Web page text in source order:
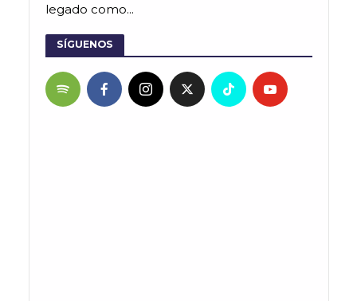
legado como...
SÍGUENOS